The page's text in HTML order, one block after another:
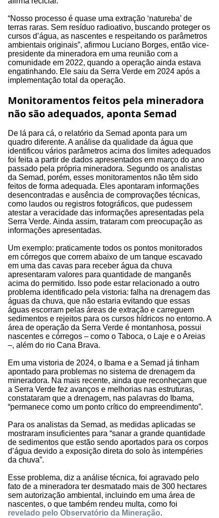
“Nosso processo é quase uma extração ‘natureba’ de
terras raras. Sem resíduo radioativo, buscando proteger os
cursos d’água, as nascentes e respeitando os parâmetros
ambientais originais”, afirmou Luciano Borges, então vice-
presidente da mineradora em uma reunião com a
comunidade em 2022, quando a operação ainda estava
engatinhando. Ele saiu da Serra Verde em 2024 após a
implementação total da operação.
Monitoramentos feitos pela mineradora
não são adequados, aponta Semad
De lá para cá, o relatório da Semad aponta para um
quadro diferente. A análise da qualidade da água que
identificou vários parâmetros acima dos limites adequados
foi feita a partir de dados apresentados em março do ano
passado pela própria mineradora. Segundo os analistas
da Semad, porém, esses monitoramentos não têm sido
feitos de forma adequada. Eles apontaram informações
desencontradas e ausência de comprovações técnicas,
como laudos ou registros fotográficos, que pudessem
atestar a veracidade das informações apresentadas pela
Serra Verde. Ainda assim, trataram com preocupação as
informações apresentadas.
Um exemplo: praticamente todos os pontos monitorados
em córregos que correm abaixo de um tanque escavado
em uma das cavas para receber água da chuva
apresentaram valores para quantidade de manganês
acima do permitido. Isso pode estar relacionado a outro
problema identificado pela vistoria: falha na drenagem das
águas da chuva, que não estaria evitando que essas
águas escorram pelas áreas de extração e carreguem
sedimentos e rejeitos para os cursos hídricos no entorno. A
área de operação da Serra Verde é montanhosa, possui
nascentes e córregos – como o Taboca, o Laje e o Areias
–, além do rio Cana Brava.
Em uma vistoria de 2024, o Ibama e a Semad já tinham
apontado para problemas no sistema de drenagem da
mineradora. Na mais recente, ainda que reconheçam que
a Serra Verde fez avanços e melhorias nas estruturas,
constataram que a drenagem, nas palavras do Ibama,
“permanece como um ponto crítico do empreendimento”.
Para os analistas da Semad, as medidas aplicadas se
mostraram insuficientes para “sanar a grande quantidade
de sedimentos que estão sendo aportados para os corpos
d’água devido a exposição direta do solo às intempéries
da chuva”.
Esse problema, diz a análise técnica, foi agravado pelo
fato de a mineradora ter desmatado mais de 300 hectares
sem autorização ambiental, incluindo em uma área de
nascentes, o que também rendeu multa, como foi
revelado pelo Observatório da Mineração.